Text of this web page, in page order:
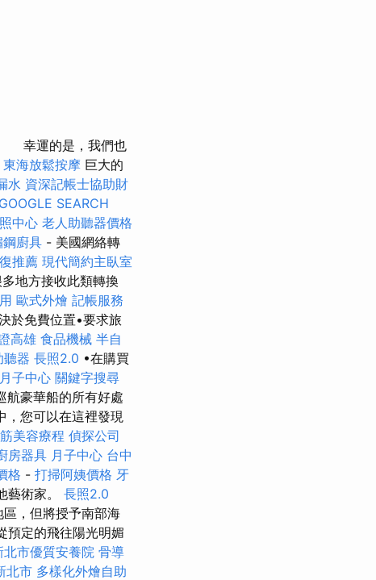
幸運的是，我們也
東海放鬆按摩 巨大的
水 資深記帳士協助財
GOOGLE SEARCH
中心 老人助聽器價格
鋼廚具 - 美國網絡轉
推薦 現代簡約主臥室
地方接收此類轉換
歐式外燴 記帳服務
於免費位置•要求旅
高雄 食品機械 半自
聽器 長照2.0 •在購買
子中心 關鍵字搜尋
航豪華船的所有好處
，您可以在這裡發現
美容療程 偵探公司
房器具 月子中心 台中
格 - 打掃阿姨價格 牙
藝術家。 長照2.0
，但將授予南部海
預定的飛往陽光明媚
北市優質安養院 骨導
北市 多樣化外燴自助